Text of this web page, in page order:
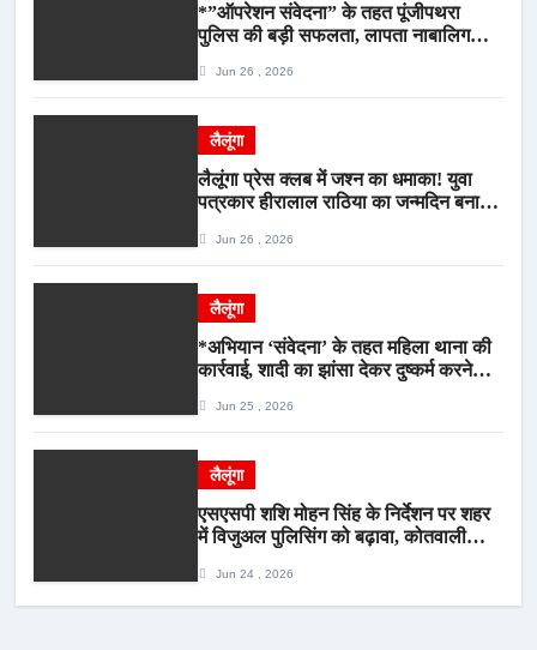
*”ऑपरेशन संवेदना” के तहत पूंजीपथरा
पुलिस की बड़ी सफलता, लापता नाबालिग
आरोपी गिरफ्तार*
Jun 26 , 2026
लैलूंगा
लैलूंगा प्रेस क्लब में जश्न का धमाका! युवा
पत्रकार हीरालाल राठिया का जन्मदिन बना
स्वरJun 26 , 2026
लैलूंगा
*अभियान ‘संवेदना’ के तहत महिला थाना की
कार्रवाई, शादी का झांसा देकर दुष्कर्म करने
Jun 25 , 2026
लैलूंगा
एसएसपी शशि मोहन सिंह के निर्देशन पर शहर
में विजुअल पुलिसिंग को बढ़ावा, कोतवाली
Jun 24 , 2026